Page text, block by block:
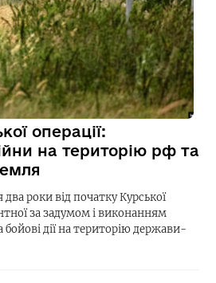
операції:
на територію рф та
роки від початку Курської
за задумом і виконанням
бойові дії на територію держави-